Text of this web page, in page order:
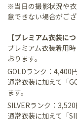
※当日の撮影状況や
意できない場合がござ
【プレミアム衣装につ
プレミアム衣装着用
おります。
GOLDランク：4,400
通常衣装に加えて「
ます。
SILVERランク：
通常衣装に加えて「